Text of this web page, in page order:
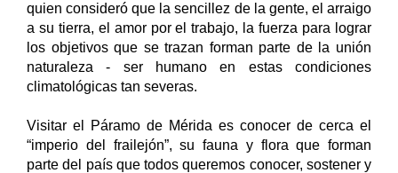
quien consideró que la sencillez de la gente, el arraigo
a su tierra, el amor por el trabajo, la fuerza para lograr
los objetivos que se trazan forman parte de la unión
naturaleza - ser humano en estas condiciones
climatológicas tan severas.
Visitar el Páramo de Mérida es conocer de cerca el
“imperio del frailejón”, su fauna y flora que forman
parte del país que todos queremos conocer, sostener y